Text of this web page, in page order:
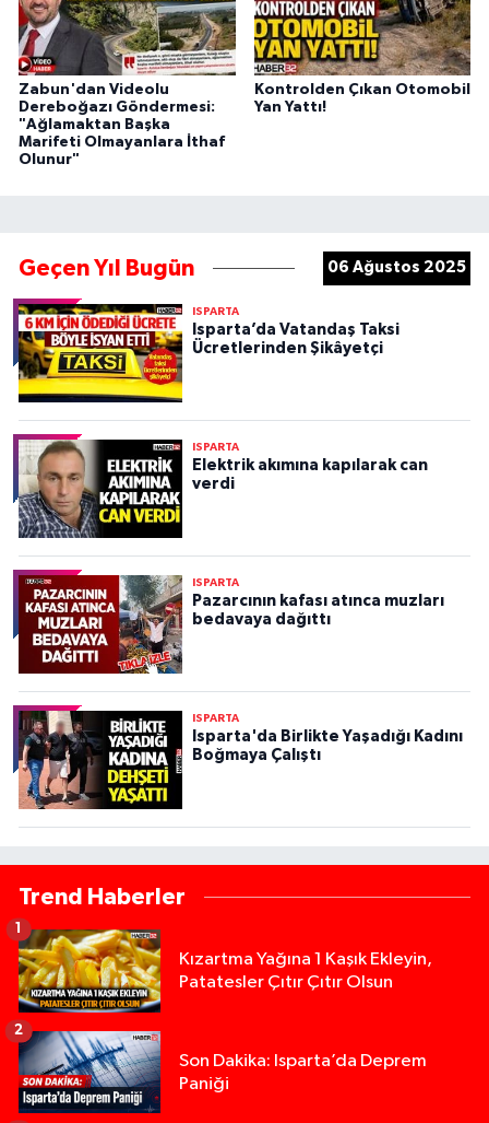
Zabun'dan Videolu
Dereboğazı Göndermesi:
"Ağlamaktan Başka
Marifeti Olmayanlara İthaf
Olunur"
Kontrolden Çıkan Otomobil
Yan Yattı!
Geçen Yıl Bugün 06 Ağustos 2025
ISPARTA
Isparta’da Vatandaş Taksi
Ücretlerinden Şikâyetçi
ISPARTA
Elektrik akımına kapılarak can
verdi
ISPARTA
Pazarcının kafası atınca muzları
bedavaya dağıttı
ISPARTA
Isparta'da Birlikte Yaşadığı Kadını
Boğmaya Çalıştı
Trend Haberler
Kızartma Yağına 1 Kaşık Ekleyin,
Patatesler Çıtır Çıtır Olsun
1
Son Dakika: Isparta’da Deprem
Paniği
2